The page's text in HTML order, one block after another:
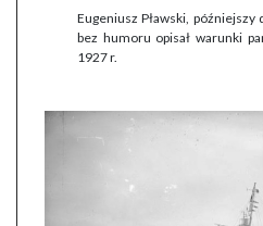
Eugeniusz Pławski,
bez humoru opisał warunki
1927 r.